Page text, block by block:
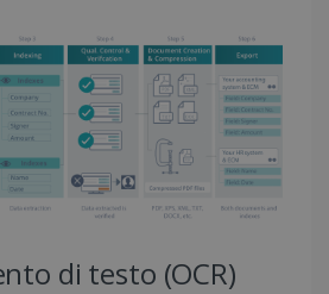
di testo (OCR)